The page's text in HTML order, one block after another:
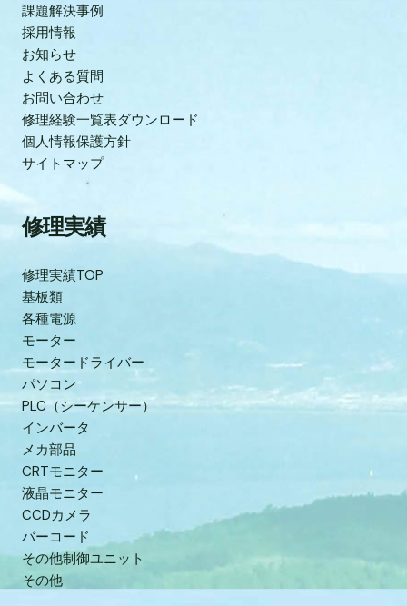
課題解決事例
採用情報
お知らせ
よくある質問
お問い合わせ
修理経験一覧表ダウンロード
個人情報保護方針
サイトマップ
修理実績
修理実績TOP
基板類
各種電源
モーター
モータードライバー
パソコン
PLC（シーケンサー）
インバータ
メカ部品
CRTモニター
液晶モニター
CCDカメラ
バーコード
その他制御ユニット
その他